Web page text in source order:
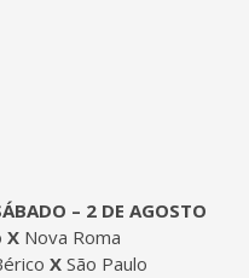
– 2 DE AGOSTO
X Nova Roma
X São Paulo